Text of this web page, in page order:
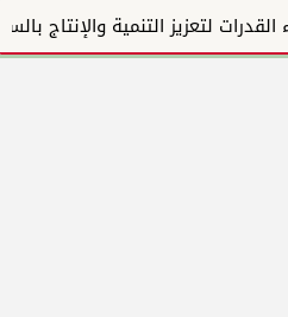
تدشين البرنامج الوطني لبناء القدرات لتعزيز التنمية والإنتاج بالسودان